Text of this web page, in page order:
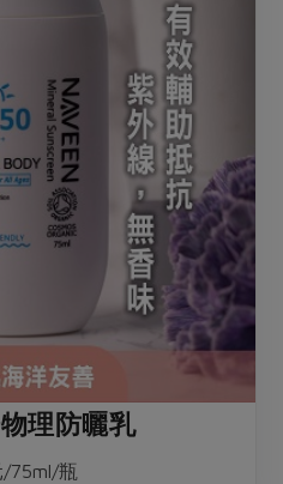
理防曬乳
/75ml/瓶